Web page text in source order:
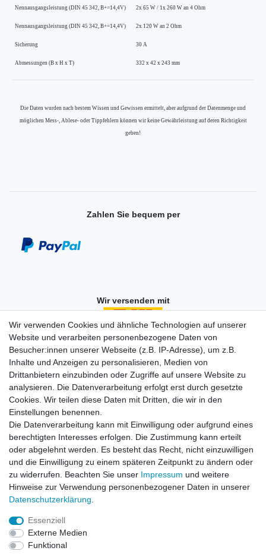
Nennausgangsleistung (DIN 45 342, B+=14,4V) 2x 65 W / 1x 260 W an 4 Ohm
Nennausgangsleistung (DIN 45 342, B+=14,4V) 2x 120 W an 2 Ohm
Sicherung 30 A
Abmessungen (B x H x T) 332 x 42 x 243 mm
Die Daten wurden nach bestem Wissen und Gewissen ermittelt, aber aufgrund der Datenmenge und
möglichen Mess-, Ablese- oder Tippfehlern können wir keine Gewährleistung auf deren Richtigkeit
geben!
Zahlen Sie bequem per
Wir versenden mit
Einkaufen
Zahlungsarten
Versandarten & -kosten
Widerrufsrecht
Warenkorb
Zur Kasse
Vertrag widerrufen
Mein Konto
Registrieren
Wir verwenden Cookies und ähnliche Technologien auf unserer
Website und verarbeiten personenbezogene Daten von
Besucher:innen unserer Webseite (z.B. IP-Adresse), um z.B.
Inhalte und Anzeigen zu personalisieren, Medien von
Drittanbietern einzubinden oder Zugriffe auf unsere Website zu
analysieren. Die Datenverarbeitung erfolgt erst durch gesetzte
Cookies. Wir teilen diese Daten mit Dritten, die wir in den
Einstellungen benennen.
Die Datenverarbeitung kann mit Einwilligung oder aufgrund eines
berechtigten Interesses erfolgen. Die Zustimmung kann erteilt
oder abgelehnt werden. Es besteht das Recht, nicht einzuwilligen
und die Einwilligung zu einem späteren Zeitpunkt zu ändern oder
zu widerrufen. Beachten Sie unser Impressum und weitere
Hinweise zur Verwendung personenbezogener Daten in unserer
Daten­schutz­erklärung
Essenziell
Externe Medien
Funktional